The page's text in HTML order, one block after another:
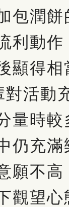
包潤
利動
顯得
對活動
量時
仍充
願不
觀望